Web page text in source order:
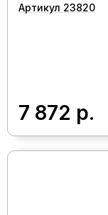
Артикул 23820
7 872 р.